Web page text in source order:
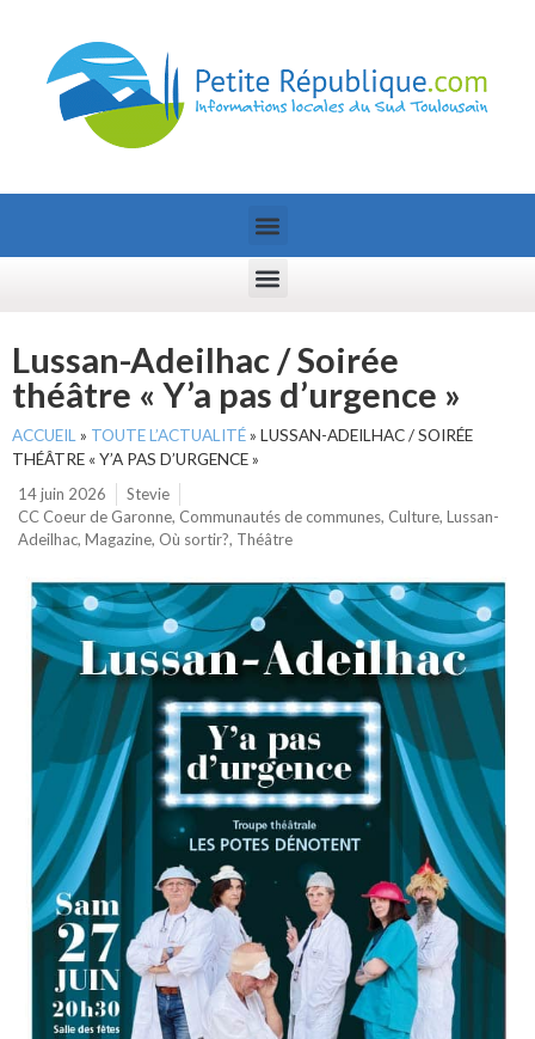
Lussan-Adeilhac / Soirée
théâtre « Y’a pas d’urgence »
ACCUEIL » TOUTE L’ACTUALITÉ» LUSSAN-ADEILHAC / SOIRÉE
THÉÂTRE « Y’A PAS D’URGENCE »
14 juin 2026
Stevie
CC Coeur de Garonne, Communautés de communes, Culture, Lussan-
Adeilhac, Magazine, Où sortir?, Théâtre